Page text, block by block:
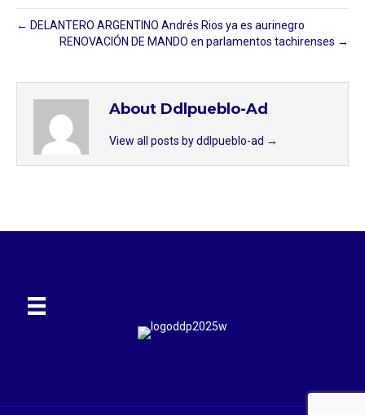
← DELANTERO ARGENTINO Andrés Rios ya es aurinegro
RENOVACIÓN DE MANDO en parlamentos tachirenses →
About Ddlpueblo-Ad
View all posts by ddlpueblo-ad →